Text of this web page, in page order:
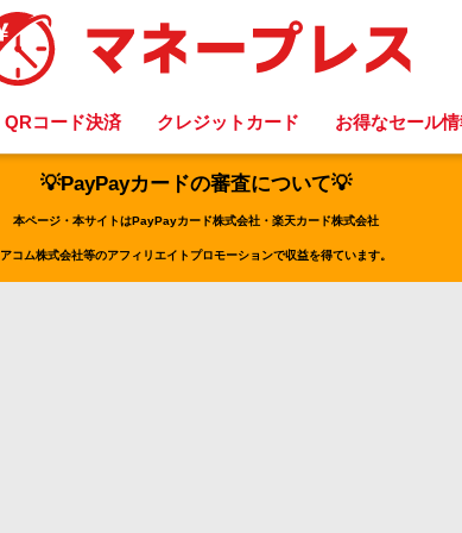
QRコード決済 クレジットカード お得なセール
💡PayPayカードの審査について💡
本ページ・本サイトはPayPayカード株式会社・楽天カード株式会社
アコム株式会社等のアフィリエイトプロモーションで収益を得ています。